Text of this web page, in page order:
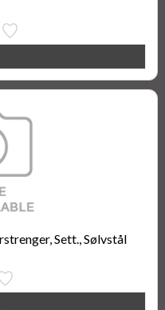
Sett., Sølvstål